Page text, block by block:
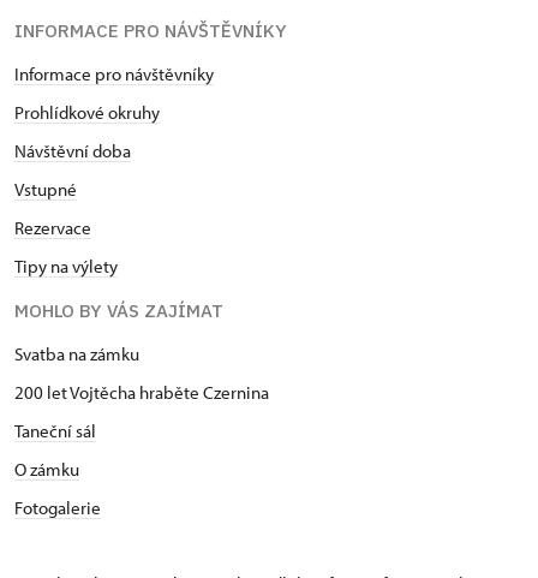
INFORMACE PRO NÁVŠTĚVNÍKY
Informace pro návštěvníky
Prohlídkové okruhy
Návštěvní doba
Vstupné
Rezervace
Tipy na výlety
MOHLO BY VÁS ZAJÍMAT
Svatba na zámku
200 let Vojtěcha hraběte Czernina
Taneční sál
O zámku
Fotogalerie